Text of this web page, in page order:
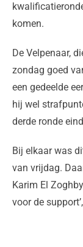
komen.
De Velpenaar,
zondag goed
een gedeelde
hij wel
derde ronde
Bij elkaar was
van vrijdag.
Karim El
voor de